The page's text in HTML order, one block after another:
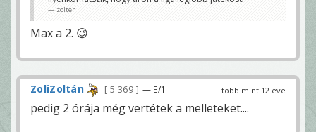
zolten
Max a 2. 😉
több mint 12 éve
ZoliZoltán 5 369 — E/1
pedig 2 órája még vertétek a melleteket....